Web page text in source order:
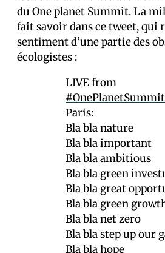
du One planet Summit. La
fait savoir dans ce tweet, qui
sentiment d’une partie des
écologistes :
LIVE from
#OnePlanetSummit
Paris:
Bla bla nature
Bla bla important
Bla bla ambitious
Bla bla green
Bla bla great
Bla bla green
Bla bla net zero
Bla bla step up our
Bla bla hope